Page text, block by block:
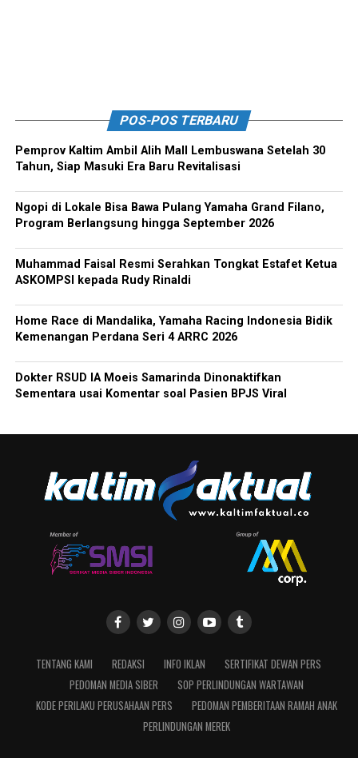
POS-POS TERBARU
Pemprov Kaltim Ambil Alih Mall Lembuswana Setelah 30
Tahun, Siap Masuki Era Baru Revitalisasi
Ngopi di Lokale Bisa Bawa Pulang Yamaha Grand Filano,
Program Berlangsung hingga September 2026
Muhammad Faisal Resmi Serahkan Tongkat Estafet Ketua
ASKOMPSI kepada Rudy Rinaldi
Home Race di Mandalika, Yamaha Racing Indonesia Bidik
Kemenangan Perdana Seri 4 ARRC 2026
Dokter RSUD IA Moeis Samarinda Dinonaktifkan
Sementara usai Komentar soal Pasien BPJS Viral
TENTANG KAMI REDAKSI INFO IKLAN
SERTIFIKAT DEWAN PERS
PEDOMAN MEDIA SIBER
SOP PERLINDUNGAN WARTAWAN
KODE PERILAKU PERUSAHAAN PERS
PEDOMAN PEMBERITAAN RAMAH ANAK
PERLINDUNGAN MEREK